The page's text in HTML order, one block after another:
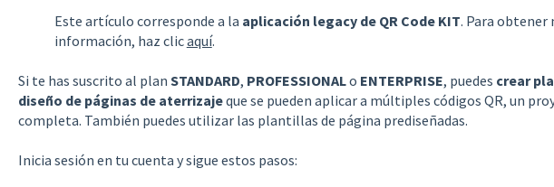
Este artículo corresponde a la aplicación legacy de QR Code KIT. Para obtener
información, haz clicaquí.
Si te has suscrito al plan STANDARD, PROFESSIONALo ENTERPRISE, puedes crear
diseño de páginas de aterrizajeque se pueden aplicar a múltiples códigos QR, un
completa. También puedes utilizar las plantillas de página prediseñadas.
Inicia sesión en tu cuenta y sigue estos pasos: